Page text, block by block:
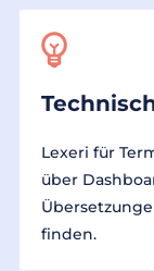
Lexeri für
über
finden.